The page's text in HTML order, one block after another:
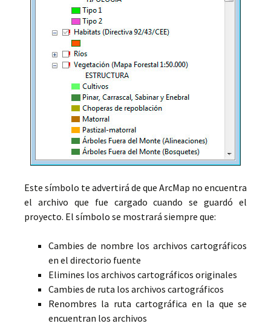
Este símbolo te advertirá de que ArcMap no encuentra
el archivo que fue cargado cuando se guardó el
proyecto. El símbolo se mostrará siempre que:
Cambies de nombre los archivos cartográficos
en el directorio fuente
Elimines los archivos cartográficos originales
Cambies de ruta los archivos cartográficos
Renombres la ruta cartográfica en la que se
encuentran los archivos